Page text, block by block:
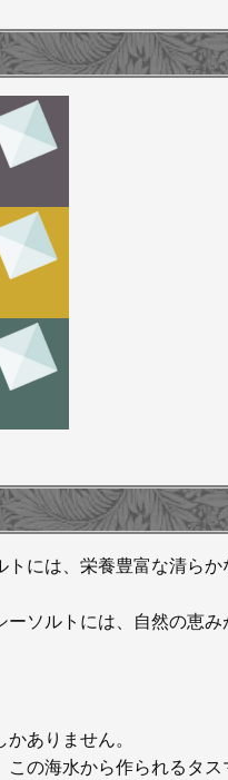
には、栄養豊富な清らか
ソルトには、自然の恵み
ありません。
の海水から作られるタ